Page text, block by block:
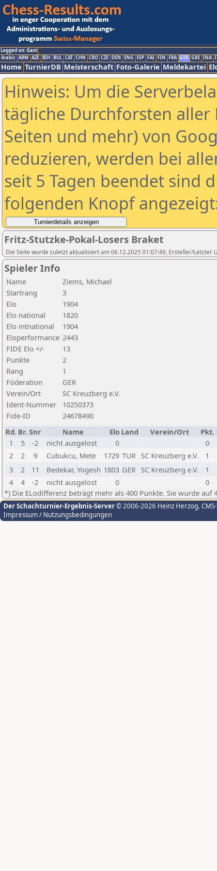
Logged on: Gast
Arabic ARM AZE BIH BUL CAT CHN CRO CZE DEN ENG ESP FAI FIN FRA GER GRE INA
Home TurnierDB Meisterschaft Foto-Galerie Meldekartei
Hinweis: Um die
tägliche Durchforsten aller
Seiten und mehr) von
reduzieren, werden bei
seit 5 Tagen beendet sind
folgenden Knopf
Fritz-Stutzke-Pokal-Losers Braket
Die Seite wurde zuletzt aktualisiert am 06.12.2025 01:07:49, Ersteller/Letzter
Spieler Info
Name
Ziems, Michael
Startrang
3
Elo
1904
Elo national
1820
Elo intnational
1904
Eloperformance 2443
FIDE Elo +/-
13
Punkte
2
Rang
1
Föderation
GER
Verein/Ort
SC Kreuzberg e.V.
Ident-Nummer
10250373
Fide-ID
24678490
Rd. Br.Snr Name Elo Land Verein/Ort
Pkt.
1
5 -2 nicht ausgelost 0
0
2
2 9 Cubukcu, Mete 1729 TUR SC Kreuzberg e.V.
1
3
2 11 Bedekar, Yogesh 1803 GER SC Kreuzberg e.V.
1
4
4 -2 nicht ausgelost 0
0
*) Die ELodifferenz beträgt mehr als 400 Punkte. Sie wurde auf
Der Schachturnier-Ergebnis-Server© 2006-2026 Heinz Herzog,
Impressum / Nutzungsbedingungen